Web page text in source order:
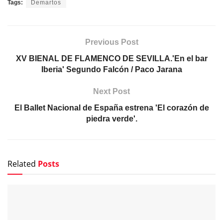
Tags: Demartos
Previous Post
XV BIENAL DE FLAMENCO DE SEVILLA.'En el bar
Iberia' Segundo Falcón / Paco Jarana
Next Post
El Ballet Nacional de España estrena 'El corazón de
piedra verde'.
Related Posts